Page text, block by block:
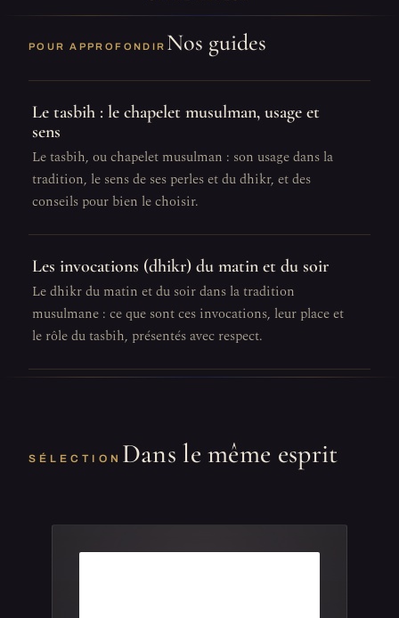
POUR APPROFONDIR Nos guides
Le tasbih : le chapelet musulman, usage et
sens
Le tasbih, ou chapelet musulman : son usage dans la
tradition, le sens de ses perles et du dhikr, et des
conseils pour bien le choisir.
Les invocations (dhikr) du matin et du soir
Le dhikr du matin et du soir dans la tradition
musulmane : ce que sont ces invocations, leur place et
le rôle du tasbih, présentés avec respect.
SÉLECTION Dans le même esprit